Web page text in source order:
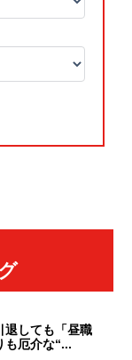
退しても「昼職
厄介な“...